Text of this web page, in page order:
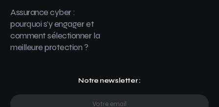
Assurance cyber :
pourquoi s’y engager et
comment sélectionner la
meilleure protection ?
Notre newsletter :